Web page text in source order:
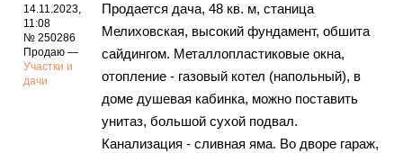
14.11.2023,
11:08
№ 250286
Продаю —
Участки и
дачи
Продается дача, 48 кв. м, станица
Мелиховская, высокий фундамент, обшита
сайдингом. Металлопластиковые окна,
отопление - газовый котел (напольный), в
доме душевая кабинка, можно поставить
унитаз, большой сухой подвал.
Канализация - сливная яма. Во дворе гараж,